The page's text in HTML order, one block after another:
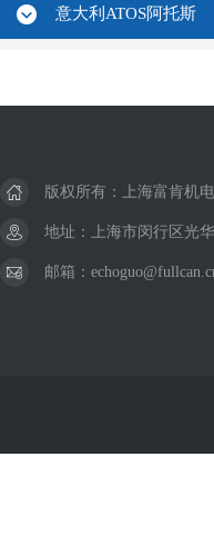
意大利ATOS阿托斯
版权所有：上海富肯机
地址：上海市闵行区光
邮箱：